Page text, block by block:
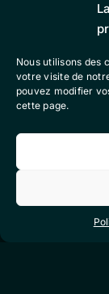
Nous utilisons des
votre visite de
pouvez modifier
cette page.
production
contact
Colibri
politique de